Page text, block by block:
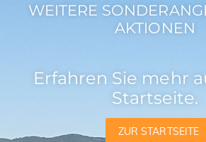
WEITERE
AKTIONEN
Erfahren Sie mehr
Startseite.
ZUR STARTSEITE